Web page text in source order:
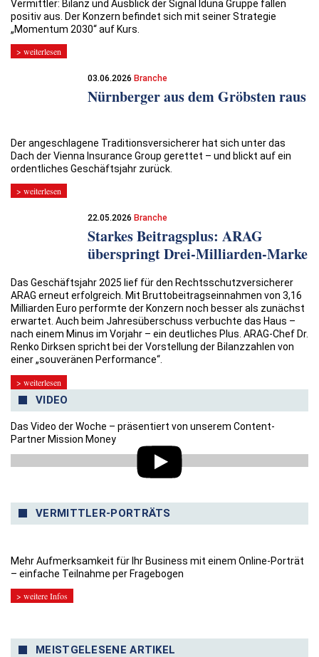
Vermittler: Bilanz und Ausblick der Signal Iduna Gruppe fallen
positiv aus. Der Konzern befindet sich mit seiner Strategie
„Momentum 2030“ auf Kurs.
> weiterlesen
03.06.2026 Branche
Nürnberger aus dem Gröbsten raus
Der angeschlagene Traditionsversicherer hat sich unter das
Dach der Vienna Insurance Group gerettet – und blickt auf ein
ordentliches Geschäftsjahr zurück.
> weiterlesen
22.05.2026 Branche
Starkes Beitragsplus: ARAG
überspringt Drei-Milliarden-Marke
Das Geschäftsjahr 2025 lief für den Rechtsschutzversicherer
ARAG erneut erfolgreich. Mit Bruttobeitragseinnahmen von 3,16
Milliarden Euro performte der Konzern noch besser als zunächst
erwartet. Auch beim Jahresüberschuss verbuchte das Haus –
nach einem Minus im Vorjahr – ein deutliches Plus. ARAG-Chef Dr.
Renko Dirksen spricht bei der Vorstellung der Bilanzzahlen von
einer „souveränen Performance“.
> weiterlesen
VIDEO
Das Video der Woche – präsentiert von unserem Content-
Partner Mission Money
VERMITTLER-PORTRÄTS
Mehr Aufmerksamkeit für Ihr Business mit einem Online-Porträt
– einfache Teilnahme per Fragebogen
> weitere Infos
MEISTGELESENE ARTIKEL